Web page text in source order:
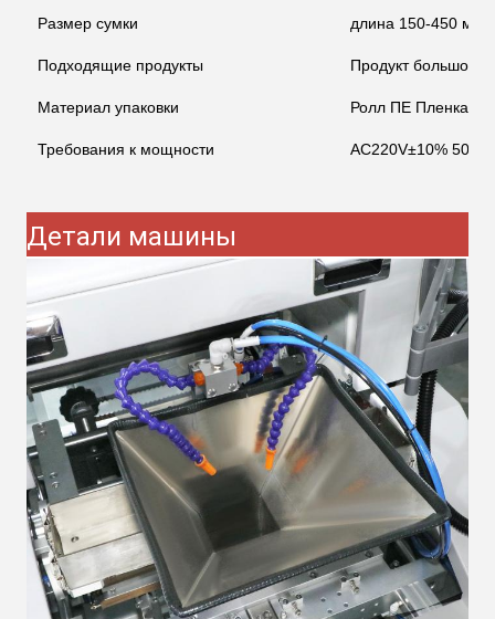
Размер сумки длина 150-450 мм
Подходящие продукты Продукт большого
Материал упаковки Ролл ПЕ Пленка
Требования к мощности AC220V±10%
Детали машины